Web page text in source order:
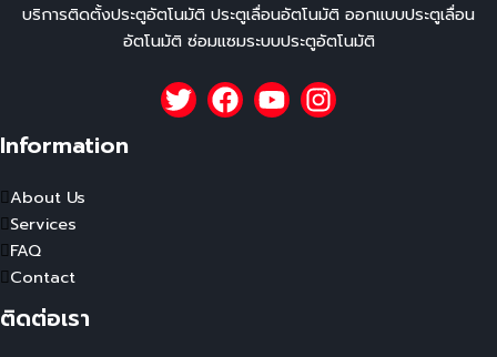
บริการติดตั้งประตูอัตโนมัติ ประตูเลื่อนอัตโนมัติ ออกแบบประตูเลื่อน
อัตโนมัติ ซ่อมแซมระบบประตูอัตโนมัติ
Information
About Us
Services
FAQ
Contact
ติดต่อเรา